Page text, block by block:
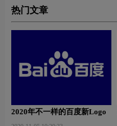
热门文章
2020年不一样的百度新Logo